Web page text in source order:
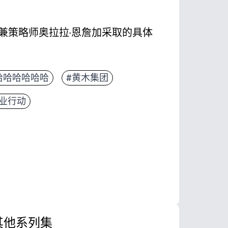
策略师奥拉拉·恩詹加采取的具体
哈哈哈哈哈 #黄木集团
行动
他系列集